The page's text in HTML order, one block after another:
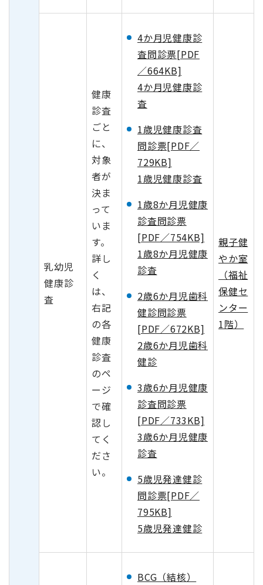
乳幼児
健康診
査
健康
診査
ごと
に、
対象
者が
決ま
って
いま
す。
詳し
く
は、
右記
の各
健康
診査
のペ
ージ
で確
認し
てく
ださ
い。
4か月児健康診
査問診票[PDF
／664KB]
4か月児健康診
査
1歳児健康診査
問診票[PDF／
729KB]
1歳児健康診査
1歳8か月児健康
診査問診票
[PDF／754KB]
1歳8か月児健康
診査
2歳6か月児歯科
健診問診票
[PDF／672KB]
2歳6か月児歯科
健診
3歳6か月児健康
診査問診票
[PDF／733KB]
3歳6か月児健康
診査
5歳児発達健診
問診票[PDF／
795KB]
5歳児発達健診
親子健
やか室
（福祉
保健セ
ンター
1階）
BCG（結核）